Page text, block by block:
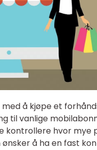
å kjøpe et
til vanlige
kontrollere hvor mye
å ha en fast